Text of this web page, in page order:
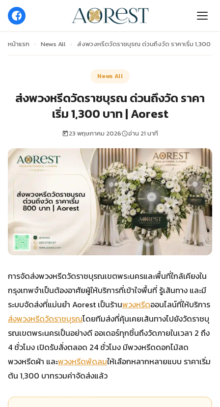
หน้าแรก › News All › ส่งพวงหรีดวัดราชบุรณ ด่วนถึงวัด ราคาเริ่ม 1,300 บ
News All
ส่งพวงหรีดวัดราชบุรณ ด่วนถึงวัด ราคา
เริ่ม 1,300 บาท | Aorest
23 พฤษภาคม 2026 อ่าน 21 นาที
การจัดส่งพวงหรีดวัดราชบุรณเขตพระนครและพื้นที่ใกล้เคียงใน
กรุงเทพจำเป็นต้องอาศัยผู้ให้บริการที่เข้าใจพื้นที่ รู้เส้นทาง และมี
ระบบจัดส่งที่แม่นยำ Aorest เป็นร้านพวงหรีดออนไลน์ที่ให้บริการ
ส่งพวงหรีดวัดราชบุรณโดยทีมส่งที่คุ้นเคยเส้นทางไปยังวัดราชบุ
รณเขตพระนครเป็นอย่างดี ออเดอร์ทุกชิ้นถึงวัดภายในเวลา 2 ถึง
4 ชั่วโมง เปิดรับสั่งตลอด 24 ชั่วโมง มีพวงหรีดดอกไม้สด
พวงหรีดผ้า และพวงหรีดพัดลมให้เลือกหลากหลายแบบ ราคาเริ่ม
ต้น 1,300 บาทรวมค่าจัดส่งแล้ว